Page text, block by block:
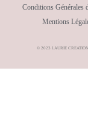
Conditions Générales
Mentions
© 2023 LAURIE